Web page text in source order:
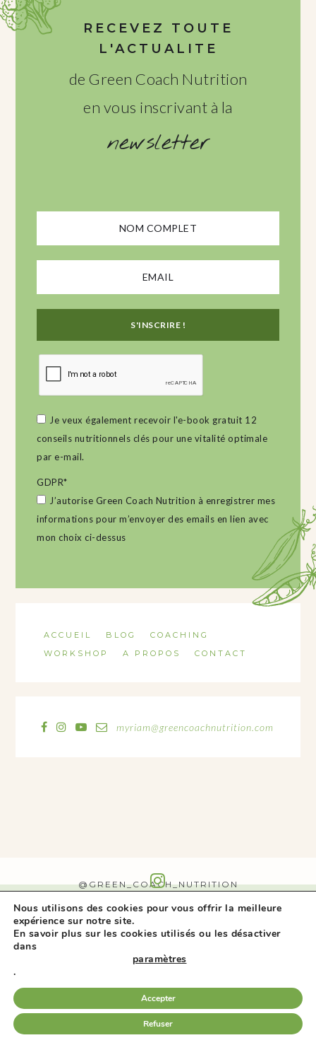
RECEVEZ TOUTE
L'ACTUALITE
de Green Coach Nutrition
en vous inscrivant à la
newsletter
Je veux également recevoir l'e-book gratuit 12
conseils nutritionnels clés pour une vitalité optimale
par e-mail.
GDPR*
J’autorise Green Coach Nutrition à enregistrer mes
informations pour m’envoyer des emails en lien avec
mon choix ci-dessus
ACCUEIL BLOG
COACHING
WORKSHOP
A PROPOS CONTACT
myriam@greencoachnutrition.com
@GREEN_COACH_NUTRITION
MENTIONS LÉGALES -
POLITIQUE DE
CONFIDENTIALITÉ
- COOKIES -
DESIGN
+ GRAPHISME :CATHERINE SURR
Nous utilisons des cookies pour vous offrir la meilleure
expérience sur notre site.
En savoir plus sur les cookies utilisés ou les désactiver
dans
paramètres
.
Accepter
Refuser